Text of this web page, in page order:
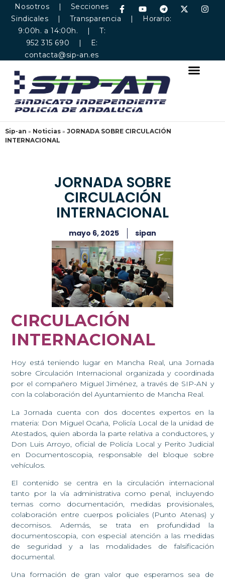
Nosotros | Secciones
Sindicales | Transparencia | Horario:
9:00h. a 14:00h. | T:
952 315 690 | E:
contacta@sip-an.es
Sip-an » Noticias » JORNADA SOBRE CIRCULACIÓN
INTERNACIONAL
JORNADA SOBRE
CIRCULACIÓN
INTERNACIONAL
mayo 6, 2025 sipan
CIRCULACIÓN
INTERNACIONAL
Hoy está teniendo lugar en Mancha Real, una Jornada
sobre Circulación Internacional organizada y coordinada
por el compañero Miguel Jiménez, a través de SIP-AN y
con la colaboración del Ayuntamiento de Mancha Real.
La Jornada cuenta con dos docentes expertos en la
materia: Don Miguel Ocaña, Policía Local de la unidad de
Atestados, quien aborda la parte relativa a conductores, y
Don Luis Arroyo, oficial de Policía Local y Perito Judicial
en Documentoscopia, responsable del bloque sobre
vehículos.
El contenido se centra en la circulación internacional
tanto por la vía administrativa como penal, incluyendo
temas como documentación, medidas provisionales,
colaboración entre cuerpos policiales (Punto Atenas) y
decomisos. Además, se trata en profundidad la
documentoscopia, con especial atención a las medidas
de seguridad y a las modalidades de falsificación
documental.
Una formación de gran valor que esperamos sea de